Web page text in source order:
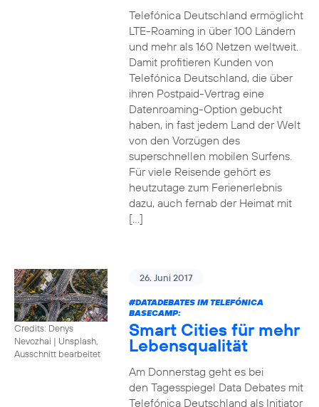
Telefónica Deutschland ermöglicht
LTE-Roaming in über 100 Ländern
und mehr als 160 Netzen weltweit.
Damit profitieren Kunden von
Telefónica Deutschland, die über
ihren Postpaid-Vertrag eine
Datenroaming-Option gebucht
haben, in fast jedem Land der Welt
von den Vorzügen des
superschnellen mobilen Surfens.
Für viele Reisende gehört es
heutzutage zum Ferienerlebnis
dazu, auch fernab der Heimat mit
[…]
Credits: Denys
Nevozhai | Unsplash,
Ausschnitt bearbeitet
26. Juni 2017
#DATADEBATESIM TELEFÓNICA
BASECAMP:
Smart Cities für mehr
Lebensqualität
Am Donnerstag geht es bei
den Tagesspiegel Data Debates mit
Telefónica Deutschland als Initiator